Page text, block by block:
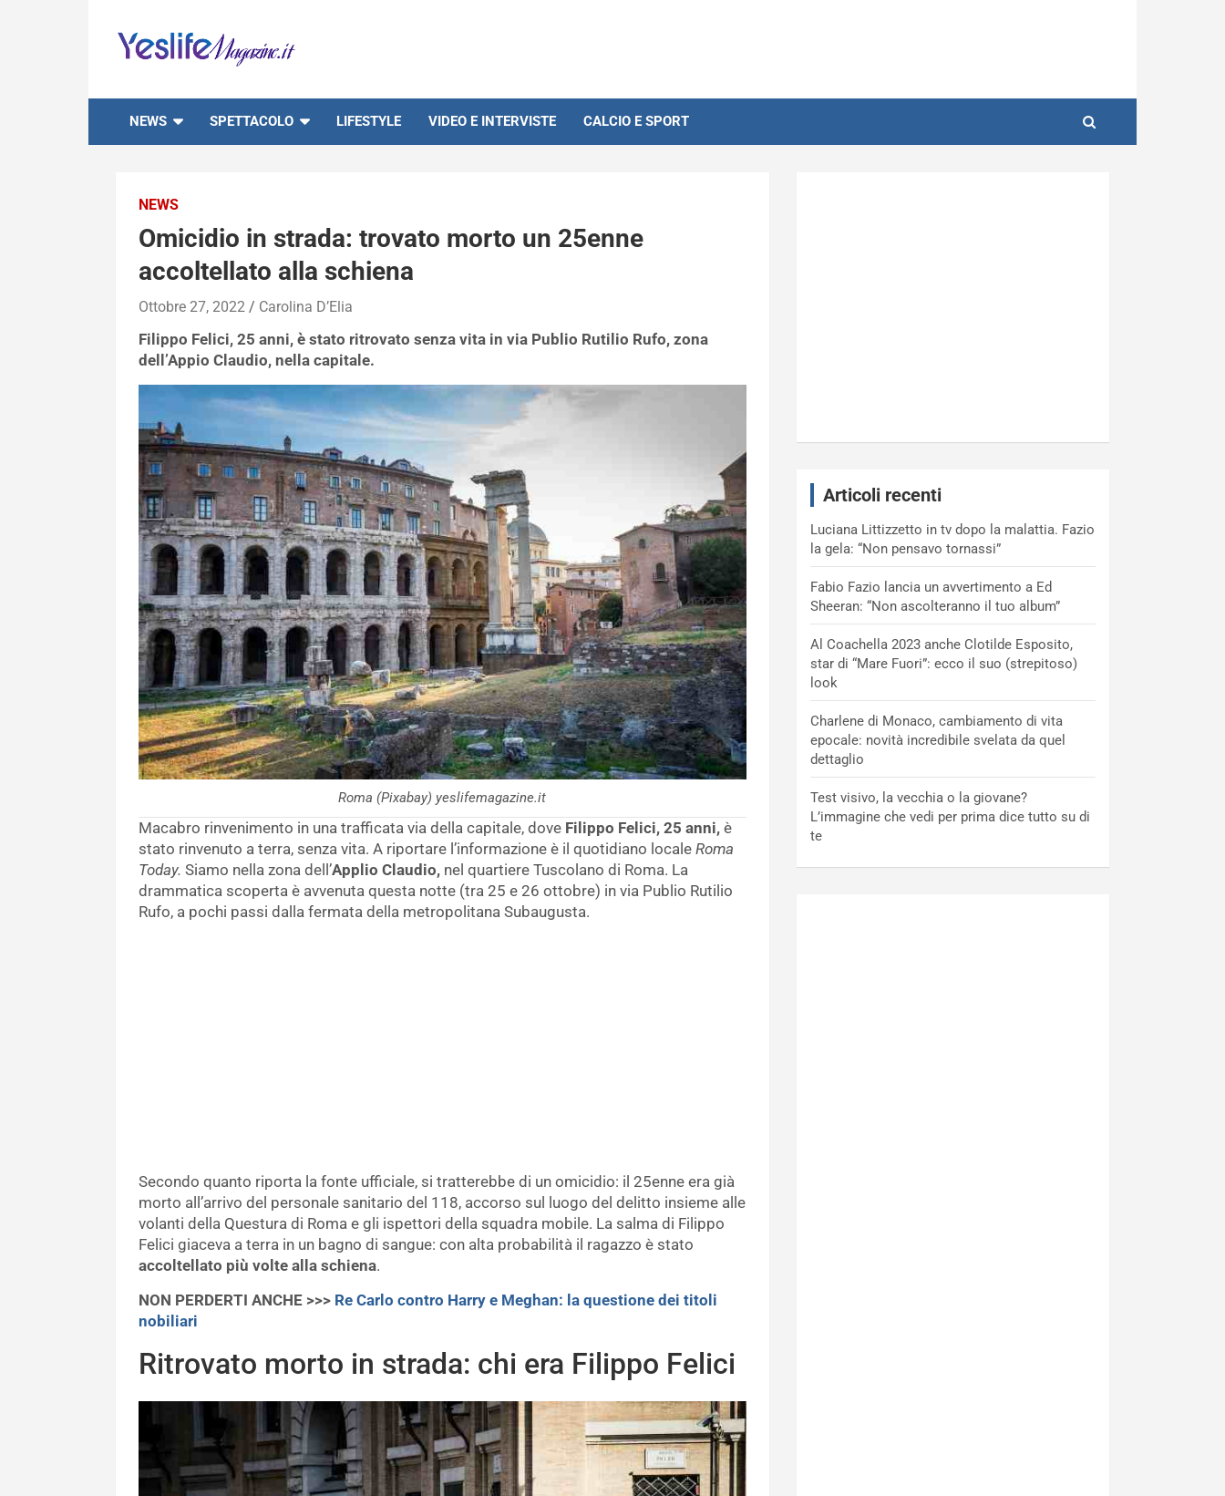
content
NEWS SPETTACOLO LIFESTYLE VIDEO E INTERVISTE CALCIO E SPORT
NEWS
Omicidio in strada: trovato morto un 25enne
accoltellato alla schiena
Ottobre 27, 2022 Carolina D’Elia
Filippo Felici, 25 anni, è stato ritrovato senza vita in via Publio Rutilio Rufo, zona
dell’Appio Claudio, nella capitale.
Roma (Pixabay) yeslifemagazine.it
Macabro rinvenimento in una trafficata via della capitale, dove Filippo Felici, 25 anni, è
stato rinvenuto a terra, senza vita. A riportare l’informazione è il quotidiano locale Roma
Today. Siamo nella zona dell’Applio Claudio, nel quartiere Tuscolano di Roma. La
drammatica scoperta è avvenuta questa notte (tra 25 e 26 ottobre) in via Publio Rutilio
Rufo, a pochi passi dalla fermata della metropolitana Subaugusta.
Secondo quanto riporta la fonte ufficiale, si tratterebbe di un omicidio: il 25enne era già
morto all’arrivo del personale sanitario del 118, accorso sul luogo del delitto insieme alle
volanti della Questura di Roma e gli ispettori della squadra mobile. La salma di Filippo
Felici giaceva a terra in un bagno di sangue: con alta probabilità il ragazzo è stato
accoltellato più volte alla schiena.
NON PERDERTI ANCHE >>> Re Carlo contro Harry e Meghan: la questione dei titoli
nobiliari
Ritrovato morto in strada: chi era Filippo Felici
Articoli recenti
Luciana Littizzetto in tv dopo la malattia. Fazio
la gela: “Non pensavo tornassi”
Fabio Fazio lancia un avvertimento a Ed
Sheeran: “Non ascolteranno il tuo album”
Al Coachella 2023 anche Clotilde Esposito,
star di “Mare Fuori”: ecco il suo (strepitoso)
look
Charlene di Monaco, cambiamento di vita
epocale: novità incredibile svelata da quel
dettaglio
Test visivo, la vecchia o la giovane?
L’immagine che vedi per prima dice tutto su di
te